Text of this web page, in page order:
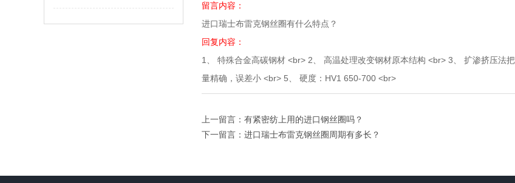
留言内容：
进口瑞士布雷克钢丝圈有什么特点？
回复内容：
1、 特殊合金高碳钢材 <br> 2、 高温处理改变钢材原本结构 <br> 3、 扩渗挤压法
量精确，误差小 <br> 5、 硬度：HV1 650-700 <br>
上一留言：有紧密纺上用的进口钢丝圈吗？
下一留言：进口瑞士布雷克钢丝圈周期有多长？